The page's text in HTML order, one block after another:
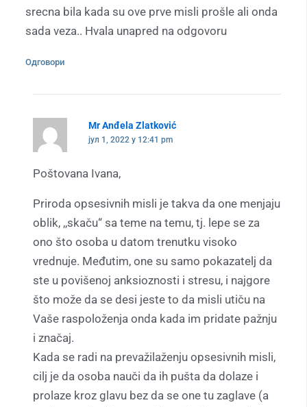
srecna bila kada su ove prve misli prošle ali onda
sada veza.. Hvala unapred na odgovoru
Одговори
Mr Anđela Zlatković
јул 1, 2022 у 12:41 pm
Poštovana Ivana,
Priroda opsesivnih misli je takva da one menjaju
oblik, ,,skaču“ sa teme na temu, tj. lepe se za
ono što osoba u datom trenutku visoko
vrednuje. Međutim, one su samo pokazatelj da
ste u povišenoj anksioznosti i stresu, i najgore
što može da se desi jeste to da misli utiču na
Vaše raspoloženja onda kada im pridate pažnju
i značaj.
Kada se radi na prevažilaženju opsesivnih misli,
cilj je da osoba nauči da ih pušta da dolaze i
prolaze kroz glavu bez da se one tu zaglave (a